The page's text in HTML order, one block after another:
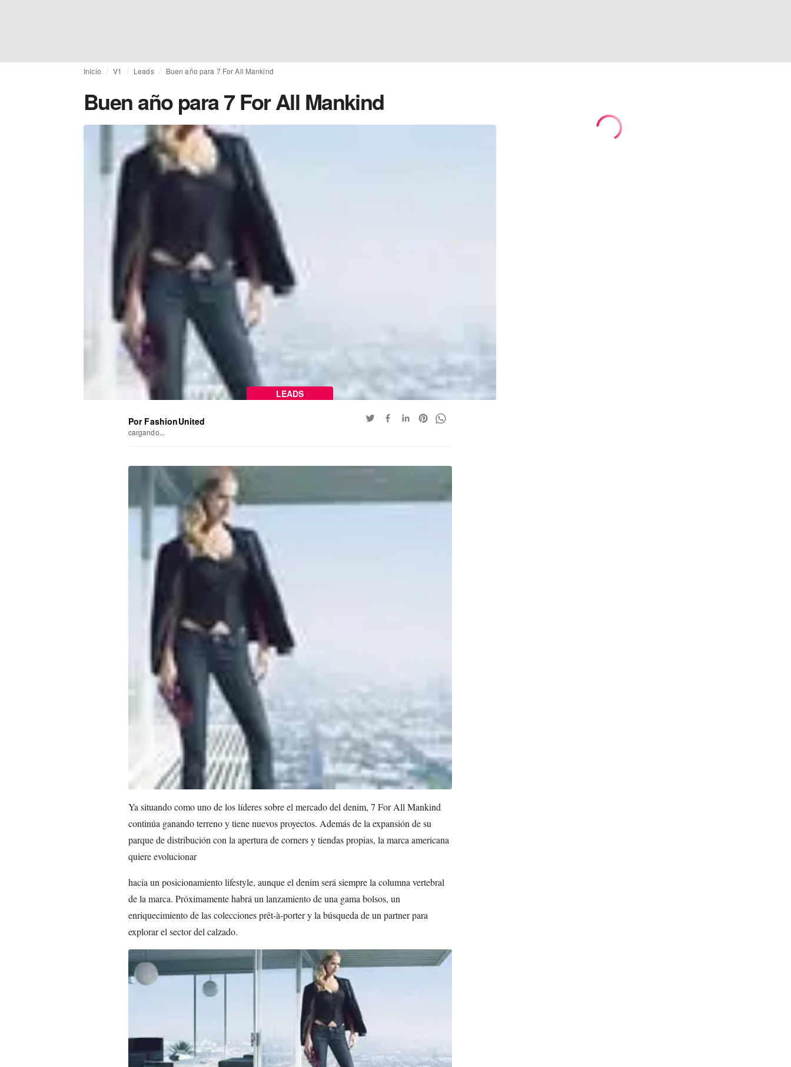
Inicio V1 Leads Buen año para 7 For All Mankind
Buen año para 7 For All Mankind
LEADS
Por FashionUnited
cargando...
Ya situando como uno de los líderes sobre el mercado del denim, 7 For All Mankind
continúa ganando terreno y tiene nuevos proyectos. Además de la expansión de su
parque de distribución con la apertura de corners y tiendas propias, la marca americana
quiere evolucionar
hacia un posicionamiento lifestyle, aunque el denim será siempre la columna vertebral
de la marca. Próximamente habrá un lanzamiento de una gama bolsos, un
enriquecimiento de las colecciones prêt-à-porter y la búsqueda de un partner para
explorar el sector del calzado.